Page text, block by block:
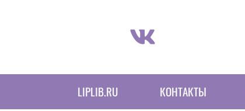
Библиотеки Навигация
LIPLIB.RU КОНТАКТЫ